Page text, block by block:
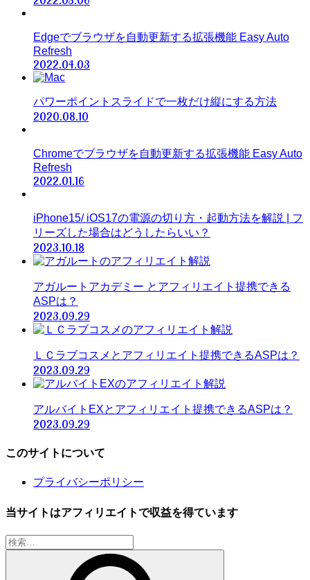
Edgeでブラウザを自動更新する拡張機能 Easy Auto
Refresh
2022.04.03
パワーポイントスライドで一枚だけ縦にする方法
2020.08.10
Chromeでブラウザを自動更新する拡張機能 Easy Auto
Refresh
2022.01.16
iPhone15/ iOS17の電源の切り方・起動方法を解説 | フ
リーズした場合はどうしたらいい？
2023.10.18
アガルートアカデミー とアフィリエイト提携できる
ASPは？
2023.09.29
ＬＣラブコスメとアフィリエイト提携できるASPは？
2023.09.29
アルバイトEXとアフィリエイト提携できるASPは？
2023.09.29
このサイトについて
プライバシーポリシー
当サイトはアフィリエイトで収益を得ています
検
索: